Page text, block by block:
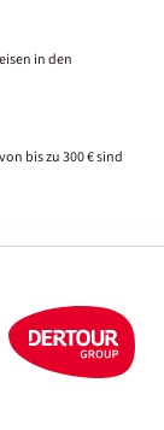
in den
bis zu 300 € sind